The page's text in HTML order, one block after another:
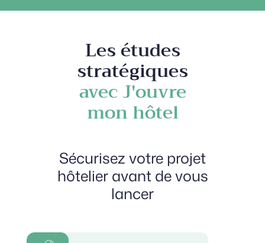
Les études
stratégiques
avec J'ouvre
mon hôtel
Sécurisez votre projet
hôtelier avant de vous
lancer